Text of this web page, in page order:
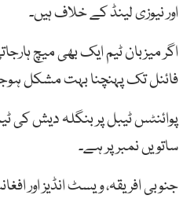
اور نیوزی لینڈ کے خلاف ہیں۔
اگر میزبان ٹیم ایک بھی میچ
فائنل تک پہنچنا بہت مشکل
پوائنٹس ٹیبل پر بنگلہ دیش کی
ساتویں نمبر پر ہے۔
جنوبی افریقہ، ویسٹ انڈیز اور